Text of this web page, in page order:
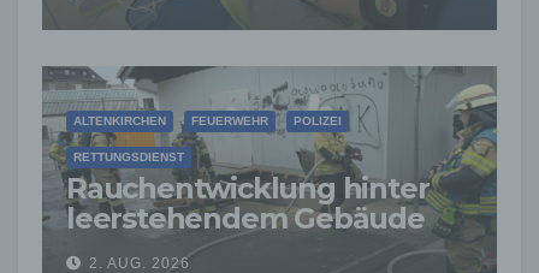
ALTENKIRCHEN FEUERWEHR POLIZEI
RETTUNGSDIENST
Rauchentwicklung hinter
leerstehendem Gebäude
sorgt für Feuerwehreinsatz
2. AUG. 2026